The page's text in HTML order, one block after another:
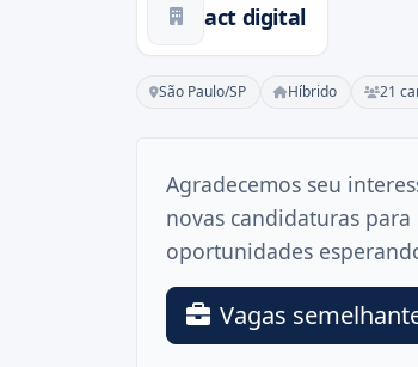
act digital
São Paulo/SP Híbrido 21
Agradecemos seu
novas candidaturas
oportunidades
Vagas